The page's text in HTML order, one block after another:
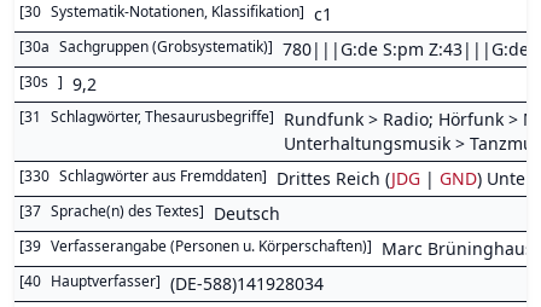
[30 Systematik-Notationen, Klassifikation] c1
[30a Sachgruppen (Grobsystematik)] 780|||G:de S:pm Z:43|||G:de
[30s ] 9,2
[31 Schlagwörter, Thesaurusbegriffe] Rundfunk > Radio; Hörfunk >
Unterhaltungsmusik >
[330 Schlagwörter aus Fremddaten] Drittes Reich (JDG | GND)
[37 Sprache(n) des Textes] Deutsch
[39 Verfasserangabe (Personen u. Körperschaften)] Marc Brüninghaus
[40 Hauptverfasser] (DE-588)141928034